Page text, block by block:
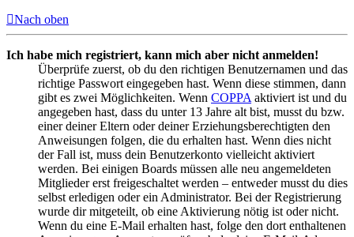
Nach oben
Ich habe mich registriert, kann mich aber nicht anmelden!
Überprüfe zuerst, ob du den richtigen Benutzernamen und das
richtige Passwort eingegeben hast. Wenn diese stimmen, dann
gibt es zwei Möglichkeiten. Wenn COPPA aktiviert ist und du
angegeben hast, dass du unter 13 Jahre alt bist, musst du bzw.
einer deiner Eltern oder deiner Erziehungsberechtigten den
Anweisungen folgen, die du erhalten hast. Wenn dies nicht
der Fall ist, muss dein Benutzerkonto vielleicht aktiviert
werden. Bei einigen Boards müssen alle neu angemeldeten
Mitglieder erst freigeschaltet werden – entweder musst du dies
selbst erledigen oder ein Administrator. Bei der Registrierung
wurde dir mitgeteilt, ob eine Aktivierung nötig ist oder nicht.
Wenn du eine E-Mail erhalten hast, folge den dort enthaltenen